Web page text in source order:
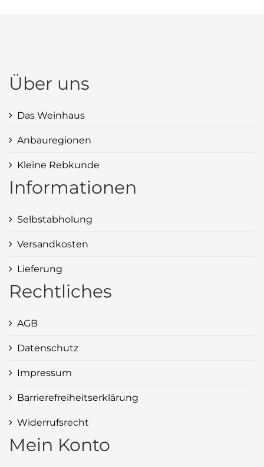
Über uns
Das Weinhaus
Anbauregionen
Kleine Rebkunde
Informationen
Selbstabholung
Versandkosten
Lieferung
Rechtliches
AGB
Datenschutz
Impressum
Barrierefreiheitserklärung
Widerrufsrecht
Mein Konto